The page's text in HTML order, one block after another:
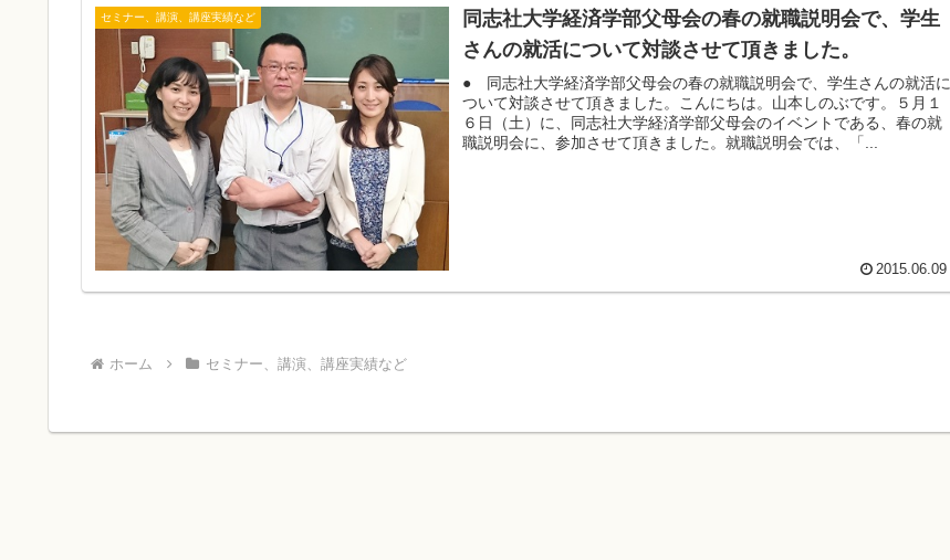
セミナー、講演、講座実績など
同志社大学経済学部父母会の春の就職説明会で、学生
さんの就活について対談させて頂きました。
● 同志社大学経済学部父母会の春の就職説明会で、学生さんの就活に
ついて対談させて頂きました。こんにちは。山本しのぶです。５月１
６日（土）に、同志社大学経済学部父母会のイベントである、春の就
職説明会に、参加させて頂きました。就職説明会では、「...
2015.06.09
ホーム セミナー、講演、講座実績など